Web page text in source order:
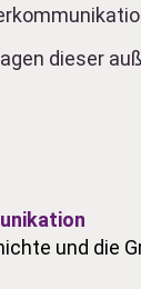
dieser
und die